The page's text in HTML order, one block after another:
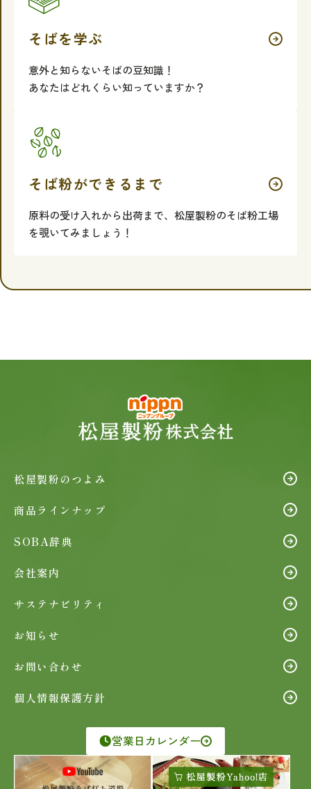
そばを学ぶ
意外と知らないそばの豆知識！
あなたはどれくらい知っていますか？
そば粉ができるまで
原料の受け入れから出荷まで、松屋製粉のそば粉工場
を覗いてみましょう！
松屋製粉のつよみ
商品ラインナップ
SOBA辞典
会社案内
サステナビリティ
お知らせ
お問い合わせ
個人情報保護方針
営業日カレンダー